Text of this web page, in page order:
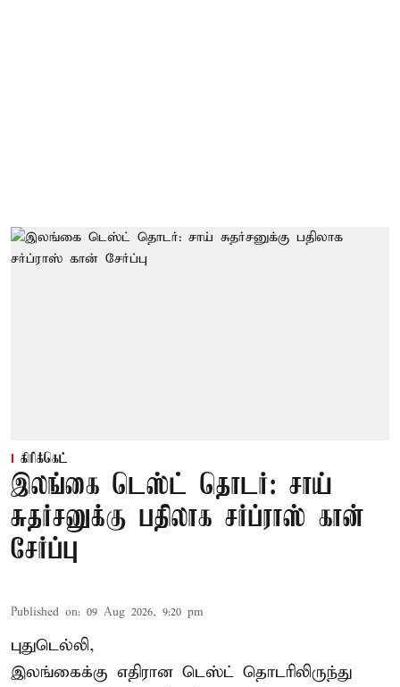
கிரிக்கெட்
இலங்கை டெஸ்ட் தொடர்: சாய்
சுதர்சனுக்கு பதிலாக சர்ப்ராஸ் கான்
சேர்ப்பு
Published on: 09 Aug 2026, 9:20 pm
புதுடெல்லி,
இலங்கைக்கு எதிரான டெஸ்ட் தொடரிலிருந்து